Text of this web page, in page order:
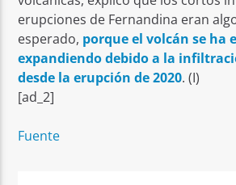
erupciones de Fernandina eran
esperado, porque el volcán se ha
expandiendo debido a la
desde la erupción de 2020. (I)
[ad_2]
Fuente